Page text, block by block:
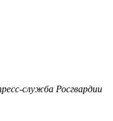
служба Росгвардии